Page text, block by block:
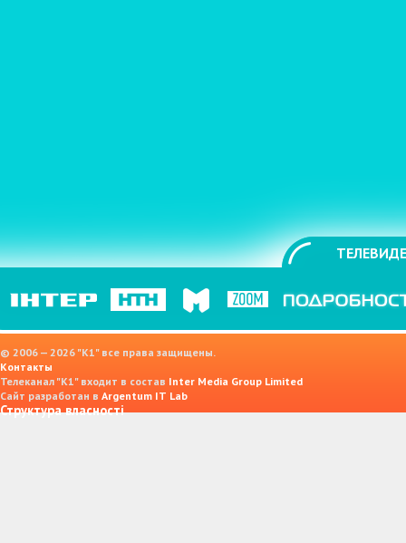
© 2006 — 2026 "K1" все права защищены.
Контакты
Телеканал "К1" входит в состав Inter Media Group Limited
Сайт разработан в Argentum IT Lab
Структура власності